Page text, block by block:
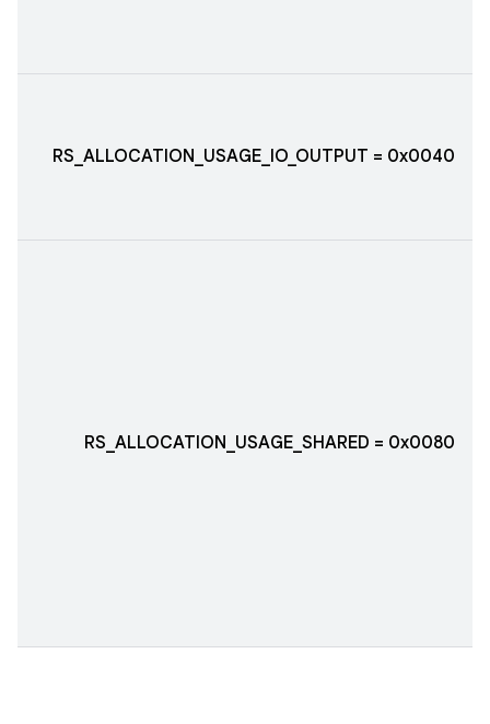
RS_ALLOCATION_USAGE_IO_OUTPUT = 0x0040
RS_ALLOCATION_USAGE_SHARED = 0x0080